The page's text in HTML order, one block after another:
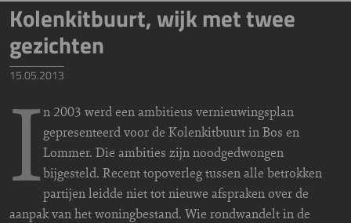
Kolenkitbuurt, wijk met twee
gezichten
15.05.2013
In 2003 werd een ambitieus vernieuwingsplan
gepresenteerd voor de Kolenkitbuurt in Bos en
Lommer. Die ambities zijn noodgedwongen
bijgesteld. Recent topoverleg tussen alle betrokken
partijen leidde niet tot nieuwe afspraken over de
aanpak van het woningbestand. Wie rondwandelt in de